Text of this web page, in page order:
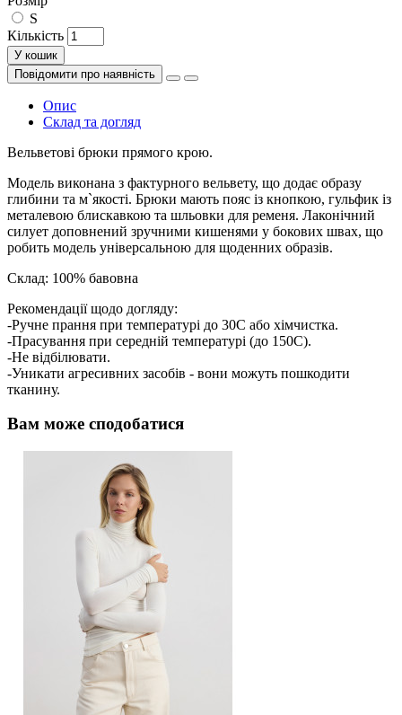
S
Кількість
У кошик
Повідомити про наявність
Опис
Склад та догляд
Вельветові брюки прямого крою.
Модель виконана з фактурного вельвету, що додає образу
глибини та м`якості. Брюки мають пояс із кнопкою, гульфик із
металевою блискавкою та шльовки для ременя. Лаконічний
силует доповнений зручними кишенями у бокових швах, що
робить модель універсальною для щоденних образів.
Склад: 100% бавовна
Рекомендації щодо догляду:
-Ручне прання при температурі до 30C або хімчистка.
-Прасування при середній температурі (до 150C).
-Не відбілювати.
-Уникати агресивних засобів - вони можуть пошкодити
тканину.
Вам може сподобатися